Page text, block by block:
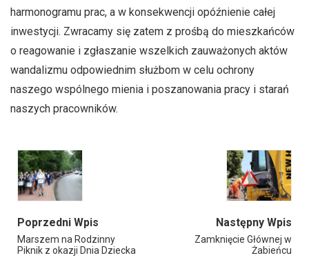
harmonogramu prac, a w konsekwencji opóźnienie całej
inwestycji. Zwracamy się zatem z prośbą do mieszkańców
o reagowanie i zgłaszanie wszelkich zauważonych aktów
wandalizmu odpowiednim służbom w celu ochrony
naszego wspólnego mienia i poszanowania pracy i starań
naszych pracowników.
Poprzedni Wpis
Marszem na Rodzinny
Piknik z okazji Dnia Dziecka
Następny Wpis
Zamknięcie Głównej w
Żabieńcu